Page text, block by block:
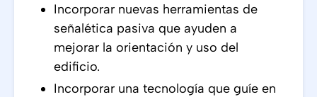
Incorporar nuevas herramientas de
señalética pasiva que ayuden a
mejorar la orientación y uso del
edificio.
Incorporar una tecnología que guíe en